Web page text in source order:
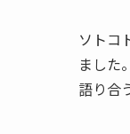
ソトコ
ました
語り合